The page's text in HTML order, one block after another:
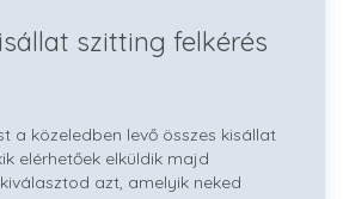
szitting felkérés
a közeledben levő összes kisállat
elérhetőek elküldik majd
azt, amelyik neked